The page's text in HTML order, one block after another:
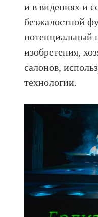
и в видениях и
безжалостной
потенциальный
изобретения,
салонов,
технологии.